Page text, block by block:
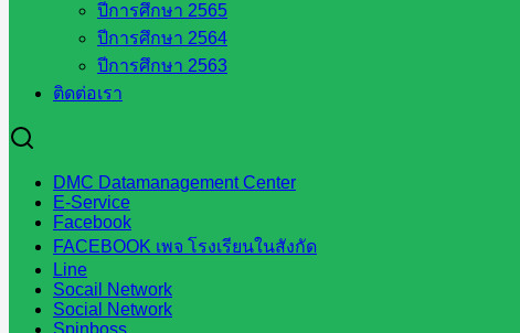
ปีการศึกษา 2565
ปีการศึกษา 2564
ปีการศึกษา 2563
ติดต่อเรา
DMC Datamanagement Center
E-Service
Facebook
FACEBOOK เพจ โรงเรียนในสังกัด
Line
Socail Network
Social Network
Spinboss
Tel 037-232263:
Messenger